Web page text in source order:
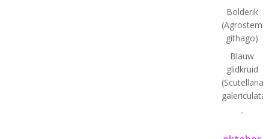
Bolderik
githago)
Blauw
glidkruid
(Scutellaria
galericulata)
-